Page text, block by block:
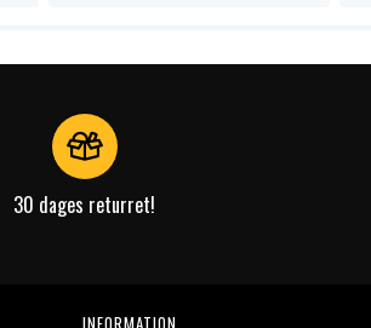
30 dages returret!
INFORMATION